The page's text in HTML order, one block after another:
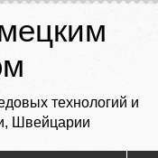
технологий и
Швейцарии